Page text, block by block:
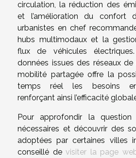
circulation, la réduction des
et l’amélioration du confort
urbanistes en chef
hubs multimodaux et la
flux de véhicules électriques.
données issues des réseaux
mobilité partagée offre la
temps réel les besoins en
renforçant ainsi l’efficacité
Pour approfondir la question
nécessaires et découvrir des
adoptées par certaines villes
conseillé de visiter la page